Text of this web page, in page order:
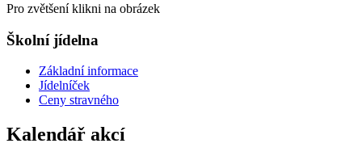
Pro zvětšení klikni na obrázek
Školní jídelna
Základní informace
Jídelníček
Ceny stravného
Kalendář akcí